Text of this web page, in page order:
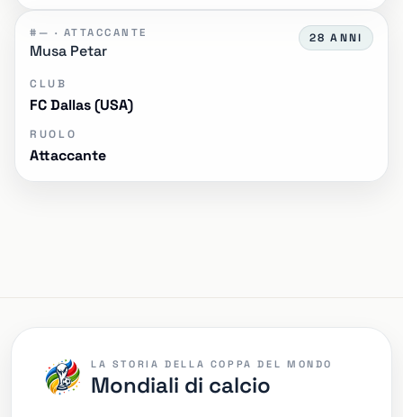
#— · ATTACCANTE
Musa Petar
28 ANNI
CLUB
FC Dallas (USA)
RUOLO
Attaccante
LA STORIA DELLA COPPA DEL MONDO
Mondiali di calcio